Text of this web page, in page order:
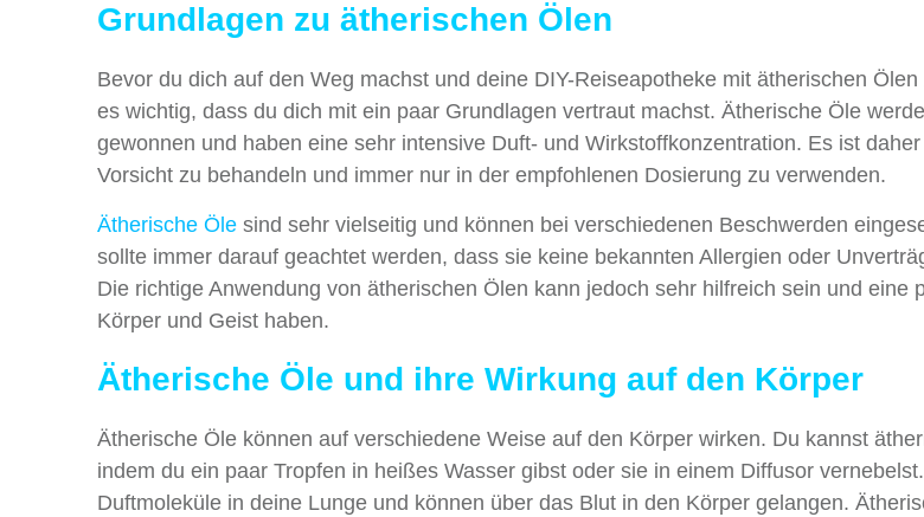
Grundlagen zu ätherischen Ölen
Bevor du dich auf den Weg machst und deine DIY-Reiseapotheke mit ätherischen
es wichtig, dass du dich mit ein paar Grundlagen vertraut machst. Ätherische Öle
gewonnen und haben eine sehr intensive Duft- und Wirkstoffkonzentration. Es ist
Vorsicht zu behandeln und immer nur in der empfohlenen Dosierung zu verwenden.
Ätherische Öle sind sehr vielseitig und können bei verschiedenen Beschwerden
sollte immer darauf geachtet werden, dass sie keine bekannten Allergien oder
Die richtige Anwendung von ätherischen Ölen kann jedoch sehr hilfreich sein und eine
Körper und Geist haben.
Ätherische Öle und ihre Wirkung auf den Körper
Ätherische Öle können auf verschiedene Weise auf den Körper wirken. Du kannst
indem du ein paar Tropfen in heißes Wasser gibst oder sie in einem Diffusor
Duftmoleküle in deine Lunge und können über das Blut in den Körper gelangen.